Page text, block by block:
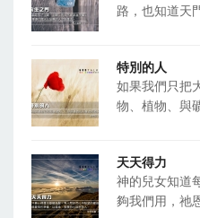
路，也知道天
特別的人
如果我們只把
物、植物、與
天天得力
神的兒女知道
夠我們用，祂